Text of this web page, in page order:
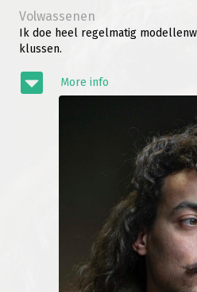
Volwassenen
Ik doe heel regelmatig
klussen.
More info